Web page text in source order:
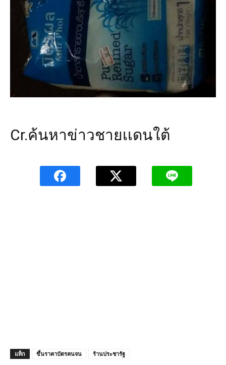
Cr.ค้นหาข่าวชายเเดนใต้
แท็ก ขึ้นราคาบัตรคนจน ร้านประชารัฐ